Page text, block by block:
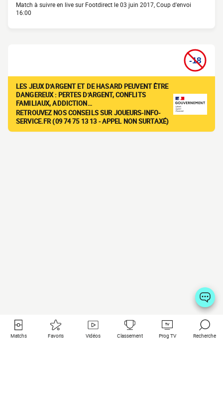
Match à suivre en live sur Footdirect le 03 juin 2017, Coup d'envoi
16:00
LES JEUX D'ARGENT ET DE HASARD PEUVENT ÊTRE
DANGEREUX : PERTES D'ARGENT, CONFLITS
FAMILIAUX, ADDICTION…
RETROUVEZ NOS CONSEILS SUR JOUEURS-INFO-
SERVICE.FR (09 74 75 13 13 - APPEL NON SURTAXÉ)
Matchs Favoris Vidéos Classement Prog TV Recherche